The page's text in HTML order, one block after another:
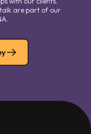
are part of our